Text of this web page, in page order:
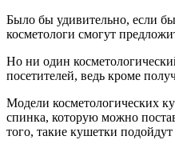
Было бы удивительно, если
косметологи смогут
Но ни один
посетителей, ведь кроме
Модели косметологических
спинка, которую можно
того, такие кушетки